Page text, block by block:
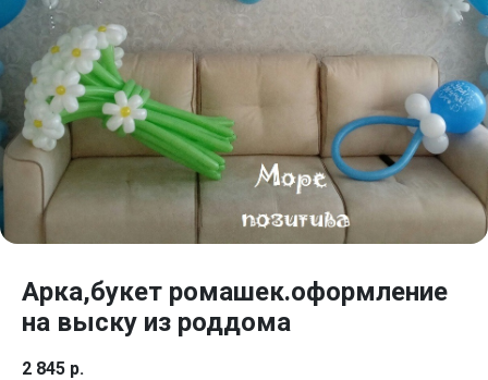
Арка,букет ромашек.оформление
на выску из роддома
2 845 р.